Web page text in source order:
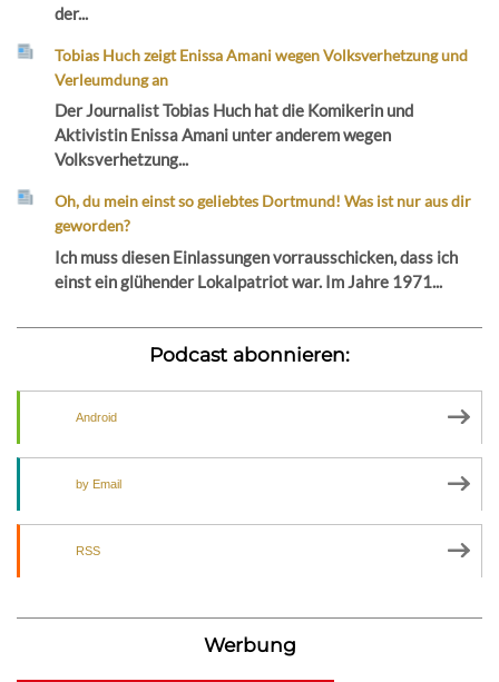
der...
Tobias Huch zeigt Enissa Amani wegen Volksverhetzung und
Verleumdung an
Der Journalist Tobias Huch hat die Komikerin und
Aktivistin Enissa Amani unter anderem wegen
Volksverhetzung...
Oh, du mein einst so geliebtes Dortmund! Was ist nur aus dir
geworden?
Ich muss diesen Einlassungen vorrausschicken, dass ich
einst ein glühender Lokalpatriot war. Im Jahre 1971...
Podcast abonnieren:
Android
by Email
RSS
Werbung